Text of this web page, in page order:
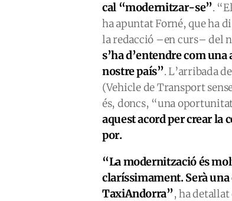
cal “modernitzar-se”.
ha apuntat Forné, que ha
la redacció –en curs– del
s’ha d’entendre com
nostre país”. L’arribada
(Vehicle de Transport
és, doncs, “una
aquest acord per crear la
por.
“La modernització és
claríssimament. Serà
TaxiAndorra”, ha detallat